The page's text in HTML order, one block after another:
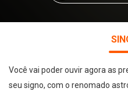
Você vai poder ouvir agora as
seu signo, com o renomado